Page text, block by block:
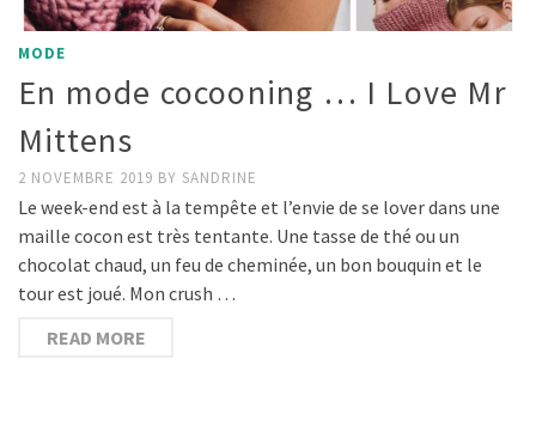
MODE
En mode cocooning … I Love Mr
Mittens
2 NOVEMBRE 2019 BY SANDRINE
Le week-end est à la tempête et l’envie de se lover dans une
maille cocon est très tentante. Une tasse de thé ou un
chocolat chaud, un feu de cheminée, un bon bouquin et le
tour est joué. Mon crush …
READ MORE